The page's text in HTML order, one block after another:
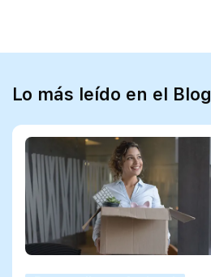
Lo más leído en el Blog